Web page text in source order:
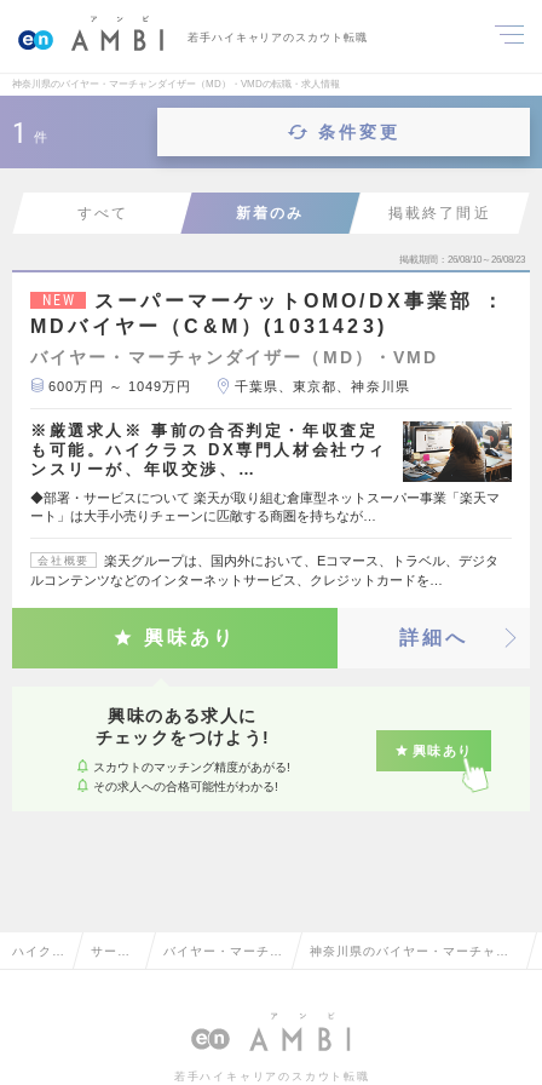
若手ハイキャリアのスカウト転職
神奈川県のバイヤー・マーチャンダイザー（MD）・VMDの転職・求人情報
1 件 条件変更
すべて 新着のみ 掲載終了間近
掲載期間 26/08/10～26/08/23
NEW
スーパーマーケットOMO/DX事業部 ：
MDバイヤー（C&M）(1031423)
バイヤー・マーチャンダイザー（MD）・VMD
600万円 ～ 1049万円 千葉県、東京都、神奈川県
※厳選求人※ 事前の合否判定・年収査定
も可能。ハイクラス DX専門人材会社ウィ
ンスリーが、年収交渉、…
◆部署・サービスについて 楽天が取り組む倉庫型ネットスーパー事業「楽天マ
ート」は大手小売りチェーンに匹敵する商圏を持ちなが…
会社概要
楽天グループは、国内外において、Eコマース、トラベル、デジタ
ルコンテンツなどのインターネットサービス、クレジットカードを…
興味あり 詳細へ
興味のある求人に
チェックをつけよう!
スカウトのマッチング精度があがる!
その求人への合格可能性がわかる!
興味あり
ハイクラ サービ バイヤー・マーチャ
D）・VMD
神奈川県のバイヤー・マーチャン
求人情報一覧
若手ハイキャリアのスカウト転職